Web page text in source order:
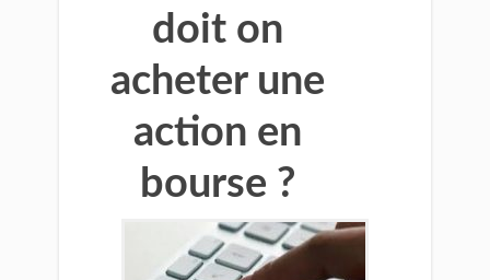
doit on
acheter une
action en
bourse ?